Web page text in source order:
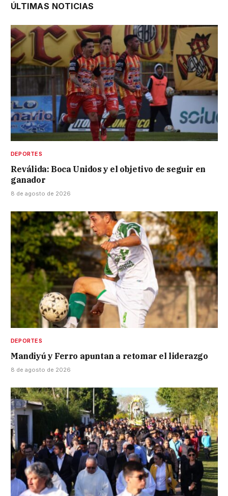
ÚLTIMAS NOTICIAS
DEPORTES
Reválida: Boca Unidos y el objetivo de seguir en
ganador
8 de agosto de 2026
DEPORTES
Mandiyú y Ferro apuntan a retomar el liderazgo
8 de agosto de 2026